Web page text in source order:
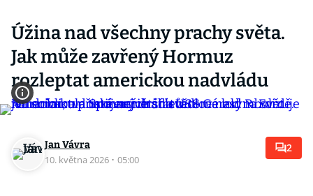
Úžina nad všechny prachy světa.
Jak může zavřený Hormuz
rozleptat americkou nadvládu
Jan Vávra
10. května 2026 · 05:00
2